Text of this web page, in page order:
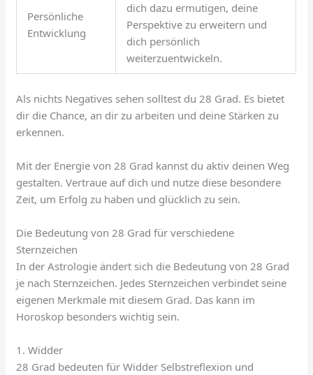
Persönliche
Entwicklung
dich dazu ermutigen, deine
Perspektive zu erweitern und
dich persönlich
weiterzuentwickeln.
Als nichts Negatives sehen solltest du 28 Grad. Es bietet
dir die Chance, an dir zu arbeiten und deine Stärken zu
erkennen.
Mit der Energie von 28 Grad kannst du aktiv deinen Weg
gestalten. Vertraue auf dich und nutze diese besondere
Zeit, um Erfolg zu haben und glücklich zu sein.
Die Bedeutung von 28 Grad für verschiedene
Sternzeichen
In der Astrologie ändert sich die Bedeutung von 28 Grad
je nach Sternzeichen. Jedes Sternzeichen verbindet seine
eigenen Merkmale mit diesem Grad. Das kann im
Horoskop besonders wichtig sein.
1. Widder
28 Grad bedeuten für Widder Selbstreflexion und